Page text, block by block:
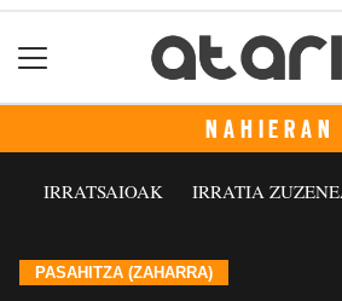
NAHIERAN
IRRATSAIOAK IRRATIA
PASAHITZA (ZAHARRA)